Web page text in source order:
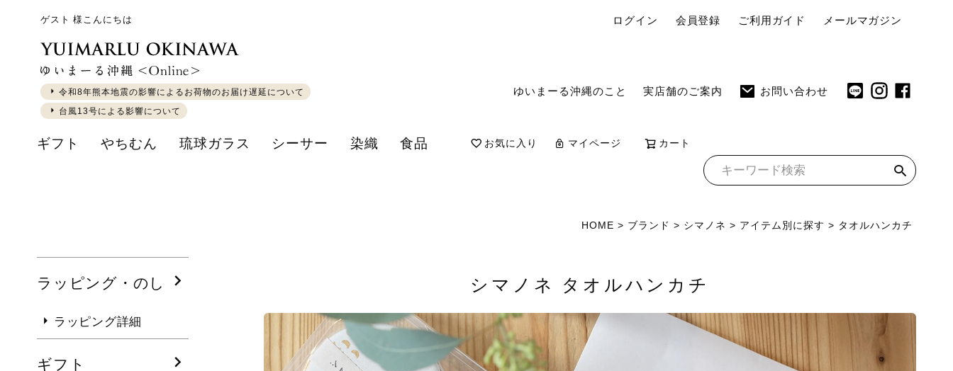
ゲスト 様こんにちは
令和8年熊本地震の影響によるお荷物のお届け遅延について
台風13号による影響について
ログイン 会員登録 ご利用ガイド メールマガジン
ゆいまーる沖縄のこと 実店舗のご案内 お問い合わせ
ギフト やちむん 琉球ガラス シーサー 染織 食品 お気に入り マイページ カート
HOME ブランド シマノネ アイテム別に探す タオルハンカチ
ラッピング・のし
ラッピング詳細
ギフト
シマノネ タオルハンカチ